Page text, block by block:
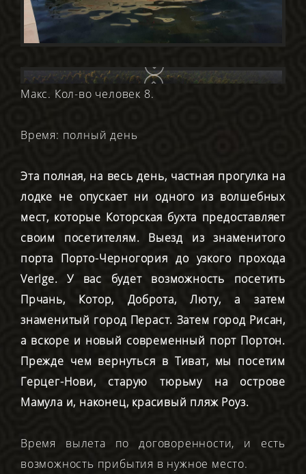
Макс. Кол-во человек 8.
Время: полный день
Эта полная, на весь день, частная прогулка на
лодке не опускает ни одного из волшебных
мест, которые Которская бухта предоставляет
своим посетителям. Выезд из знаменитого
порта Порто-Черногория до узкого прохода
Verige. У вас будет возможность посетить
Прчань, Котор, Доброта, Люту, а затем
знаменитый город Пераст. Затем город Рисан,
а вскоре и новый современный порт Портон.
Прежде чем вернуться в Тиват, мы посетим
Герцег-Нови, старую тюрьму на острове
Мамула и, наконец, красивый пляж Роуз.
Время вылета по договоренности, и есть
возможность прибытия в нужное место.